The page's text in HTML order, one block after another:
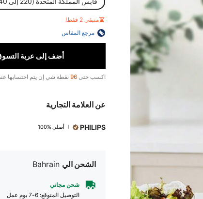
متبقي 2 فقط!
مرجع المقاس
أضف إلى عربة
اكسب حتى 96 نقطة شي إن يتم احتسابها
عن العلامة التجارية
PHILIPS أصلي %100
الشحن الي Bahrain
شحن مجاني
التوصيل المتوقع: 6-7 يوم عمل